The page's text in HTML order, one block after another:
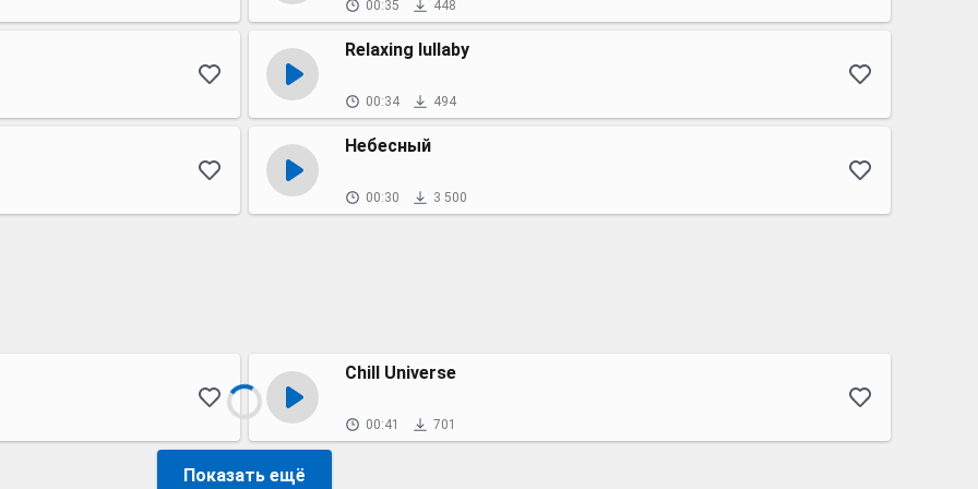
00:35 448
Relaxing lullaby
00:34 494
Небесный
00:30 3 500
Chill Universe
00:41 701
Показать ещё